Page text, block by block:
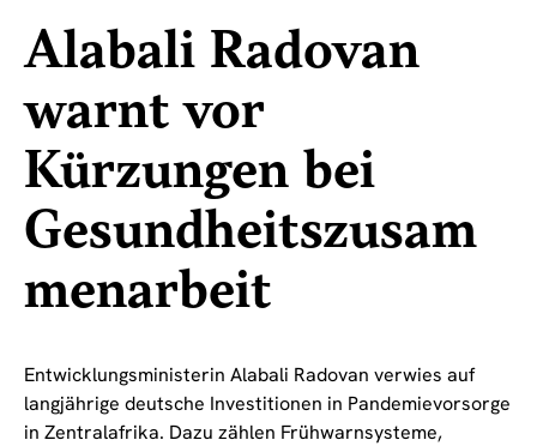
Alabali Radovan
warnt vor
Kürzungen bei
Gesundheitszusam
menarbeit
Entwicklungsministerin Alabali Radovan verwies auf
langjährige deutsche Investitionen in Pandemievorsorge
in Zentralafrika. Dazu zählen Frühwarnsysteme,